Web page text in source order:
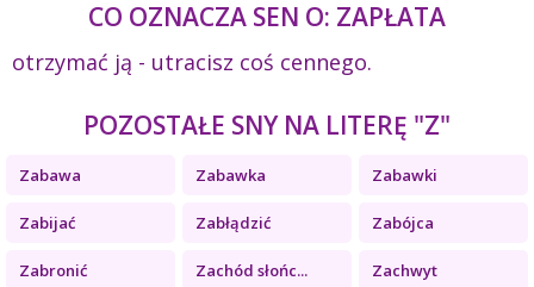
CO OZNACZA SEN O: ZAPŁATA
otrzymać ją - utracisz coś cennego.
POZOSTAŁE SNY NA LITERĘ "Z"
Zabawa Zabawka Zabawki
Zabijać Zabłądzić Zabójca
Zabronić Zachód słońc... Zachwyt